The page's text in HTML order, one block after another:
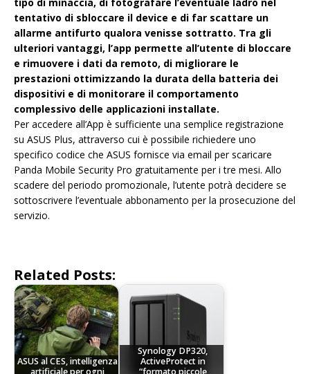
tentativo di sbloccare il device e di far scattare un
allarme antifurto qualora venisse sottratto. Tra gli
ulteriori vantaggi, l’app permette all’utente di bloccare
e rimuovere i dati da remoto, di migliorare le
prestazioni ottimizzando la durata della batteria dei
dispositivi e di monitorare il comportamento
complessivo delle applicazioni installate.
Per accedere all’App è sufficiente una semplice registrazione
su ASUS Plus, attraverso cui è possibile richiedere uno
specifico codice che ASUS fornisce via email per scaricare
Panda Mobile Security Pro gratuitamente per i tre mesi. Allo
scadere del periodo promozionale, l’utente potrà decidere se
sottoscrivere l’eventuale abbonamento per la prosecuzione del
servizio.
Related Posts:
ASUS al CES, intelligenza
Synology DP320,
ActiveProtect in